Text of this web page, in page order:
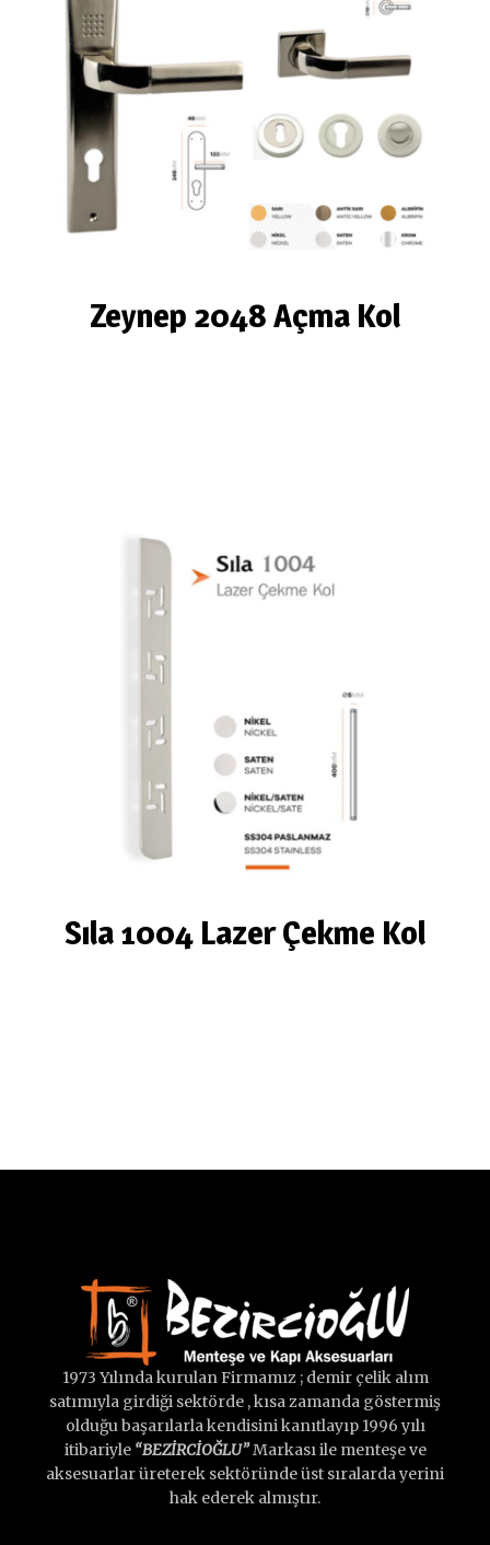
Zeynep 2048 Açma Kol
Sıla 1004 Lazer Çekme Kol
1973 Yılında kurulan Firmamız ; demir çelik alım
satımıyla girdiği sektörde , kısa zamanda göstermiş
olduğu başarılarla kendisini kanıtlayıp 1996 yılı
itibariyle “BEZİRCİOĞLU”Markası ile menteşe ve
aksesuarlar üreterek sektöründe üst sıralarda yerini
hak ederek almıştır.